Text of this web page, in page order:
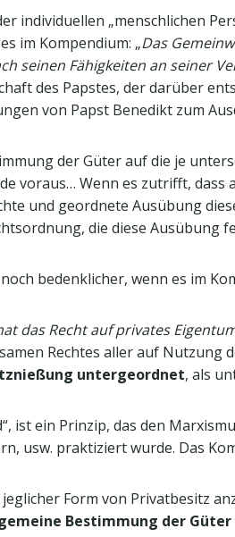
individuellen „menschlichen
im Kompendium: „Das
seinen Fähigkeiten an seiner
des Papstes, der darüber
von Papst Benedikt zum
der Güter auf die je
voraus… Wenn es zutrifft,
und geordnete Ausübung
die diese Ausübung
bedenklicher, wenn es im
das Recht auf privates
Rechtes aller auf Nutzung
untergeordnet, als
ist ein Prinzip, das den
usw. praktiziert wurde. Das
Form von Privatbesitz
Bestimmung der